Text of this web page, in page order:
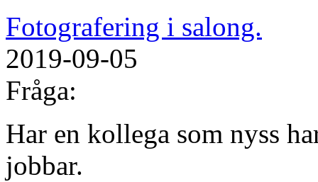
Fotografering i salong.
2019-09-05
Fråga:
Har en kollega som nyss
jobbar.